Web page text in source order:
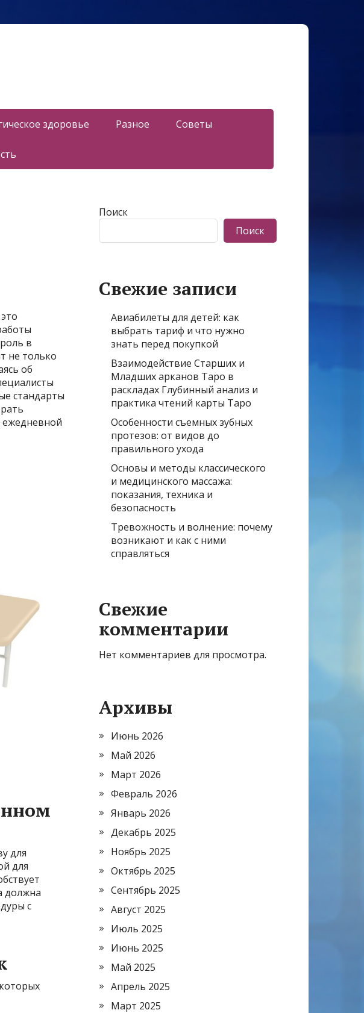
здоровье Разное Советы
в
не только
об
стандарты
для
для
должна
с
Поиск
Поиск
Свежие записи
Авиабилеты для детей: как
выбрать тариф и что нужно
знать перед покупкой
Взаимодействие Старших и
Младших арканов Таро в
раскладах Глубинный анализ и
практика чтений карты Таро
Особенности съемных зубных
протезов: от видов до
правильного ухода
Основы и методы классического
и медицинского массажа:
показания, техника и
безопасность
Тревожность и волнение: почему
возникают и как с ними
справляться
Свежие
комментарии
Нет комментариев для просмотра.
Архивы
Июнь 2026
Май 2026
Март 2026
Февраль 2026
Январь 2026
Декабрь 2025
Ноябрь 2025
Октябрь 2025
Сентябрь 2025
Август 2025
Июль 2025
Июнь 2025
Май 2025
Апрель 2025
Март 2025